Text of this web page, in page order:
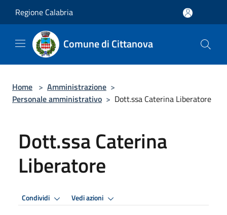
Regione Calabria
Comune di Cittanova
Home > Amministrazione >
Personale amministrativo > Dott.ssa Caterina Liberatore
Dott.ssa Caterina
Liberatore
Condividi Vedi azioni